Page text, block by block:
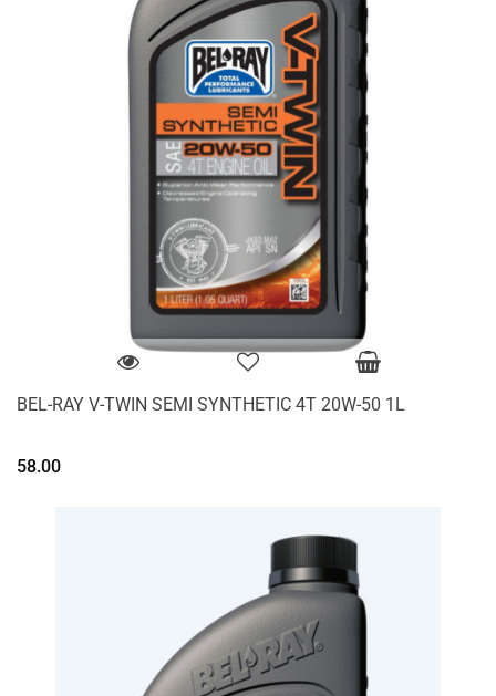
BEL-RAY V-TWIN SEMI SYNTHETIC 4T 20W-50 1L
58.00